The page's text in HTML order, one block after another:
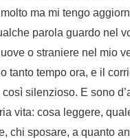
ma mi tengo
parola guardo nel
o straniere nel mio
tanto tempo ora, e il
silenzioso. E sono
vita: cosa leggere,
chi sposare, a quanto